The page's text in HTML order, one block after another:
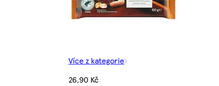
Více z kategorie
26,90 Kč